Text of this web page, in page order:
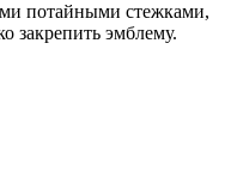
потайными стежками,
закрепить эмблему.